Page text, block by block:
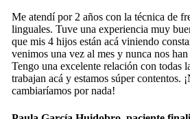
Me atendí por 2 años con la técnica de
linguales. Tuve una experiencia muy
que mis 4 hijos están acá viniendo
venimos una vez al mes y nunca nos
Tengo una excelente relación con todas
trabajan acá y estamos súper contentos.
cambiaríamos por nada!